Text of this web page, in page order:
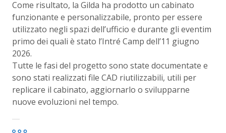
Come risultato, la Gilda ha prodotto un cabinato
funzionante e personalizzabile, pronto per essere
utilizzato negli spazi dell’ufficio e durante gli eventim
primo dei quali è stato l’Intré Camp dell’11 giugno
2026.
Tutte le fasi del progetto sono state documentate e
sono stati realizzati file CAD riutilizzabili, utili per
replicare il cabinato, aggiornarlo o svilupparne
nuove evoluzioni nel tempo.